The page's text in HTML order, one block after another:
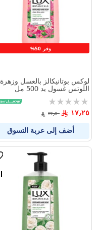
وفر 50%
لوكس بوتانيكالز بالعسل وزهرة
اللوتس غسول يد 500 مل
Rating:
0%
١٧٫٢٥ ٣٤٫٥٠
أضف إلى عربة التسوق